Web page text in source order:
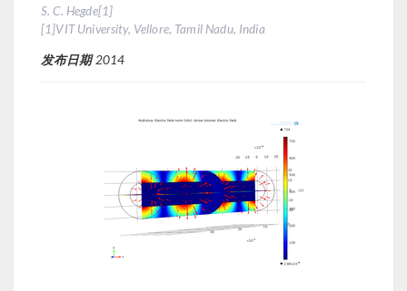
S. C. Hegde[1]
[1]VIT University, Vellore, Tamil Nadu, India
发布日期2014